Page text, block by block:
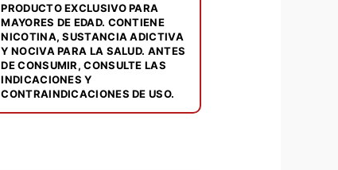
PRODUCTO EXCLUSIVO PARA
MAYORES DE EDAD. CONTIENE
NICOTINA, SUSTANCIA ADICTIVA
Y NOCIVA PARA LA SALUD. ANTES
DE CONSUMIR, CONSULTE LAS
INDICACIONES Y
CONTRAINDICACIONES DE USO.